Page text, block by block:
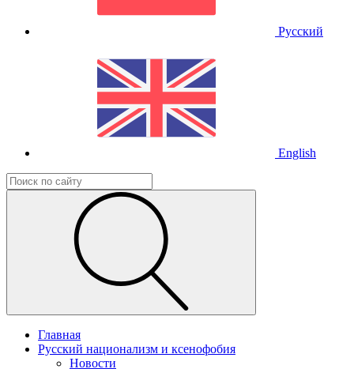
Русский
English
Главная
Русский национализм и ксенофобия
Новости